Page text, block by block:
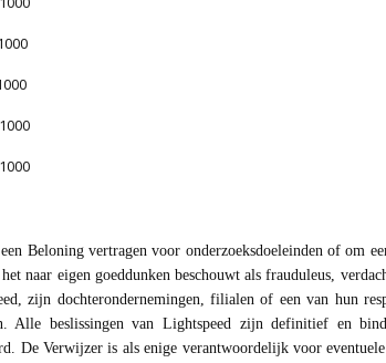
Beloning vertragen voor onderzoeksdoeleinden of om
naar eigen goeddunken beschouwt als frauduleus,
zijn dochterondernemingen, filialen of een van hun
Alle beslissingen van Lightspeed zijn definitief en
De Verwijzer is als enige verantwoordelijk voor